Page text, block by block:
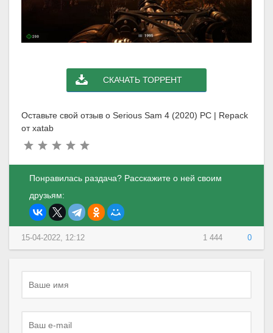
СКАЧАТЬ ТОРРЕНТ
Оставьте свой отзыв о Serious Sam 4 (2020) PC | Repack
от xatab
Понравилась раздача? Расскажите о ней своим
друзьям:
1 444 0
15-04-2022, 12:12